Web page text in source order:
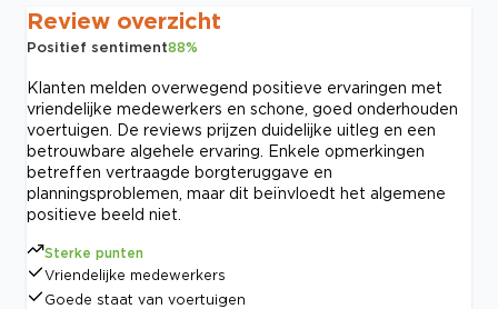
Review overzicht
Positief sentiment88%
Klanten melden overwegend positieve ervaringen met
vriendelijke medewerkers en schone, goed onderhouden
voertuigen. De reviews prijzen duidelijke uitleg en een
betrouwbare algehele ervaring. Enkele opmerkingen
betreffen vertraagde borgteruggave en
planningsproblemen, maar dit beïnvloedt het algemene
positieve beeld niet.
Sterke punten
Vriendelijke medewerkers
Goede staat van voertuigen